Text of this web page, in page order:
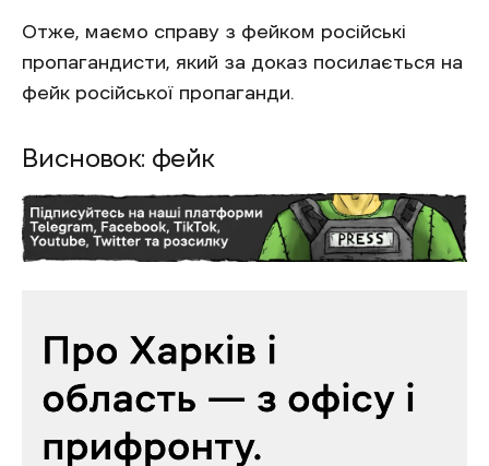
Отже, маємо справу з фейком російські
пропагандисти, який за доказ посилається на
фейк російської пропаганди.
Висновок: фейк